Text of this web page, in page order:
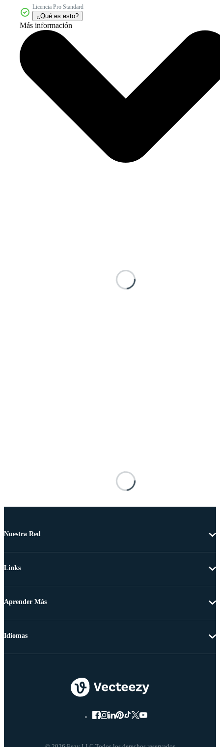
Licencia Pro Standard
¿Qué es esto?
Más información
Nuestra Red
Links
Aprender Más
Idiomas